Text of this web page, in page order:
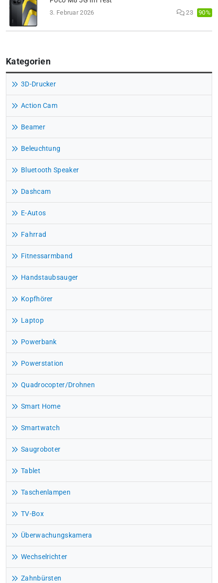
3. Februar 2026 23 90%
Kategorien
3D-Drucker
Action Cam
Beamer
Beleuchtung
Bluetooth Speaker
Dashcam
E-Autos
Fahrrad
Fitnessarmband
Handstaubsauger
Kopfhörer
Laptop
Powerbank
Powerstation
Quadrocopter/Drohnen
Smart Home
Smartwatch
Saugroboter
Tablet
Taschenlampen
TV-Box
Überwachungskamera
Wechselrichter
Zahnbürsten